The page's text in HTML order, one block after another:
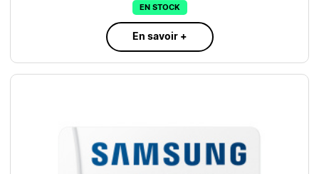
EN STOCK
En savoir +